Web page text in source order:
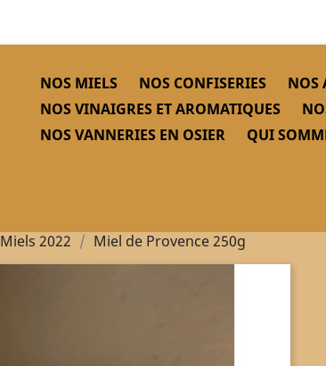
NOS MIELS NOS CONFISERIES NOS
NOS VINAIGRES ET AROMATIQUES
NOS VANNERIES EN OSIER
QUI
Miels 2022 Miel de Provence 250g